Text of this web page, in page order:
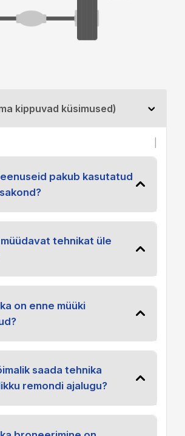
kippuvad küsimused)
pakub kasutatud
tehnikat üle
on enne müüki
saada tehnika
remondi ajalugu?